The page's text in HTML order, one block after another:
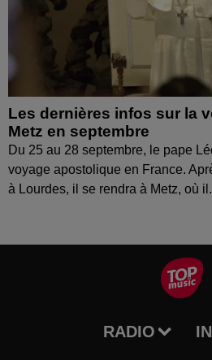
Les dernières infos sur la
Metz en septembre
Du 25 au 28 septembre, le pape
voyage apostolique en France.
à Lourdes, il se rendra à Metz, où
RADIO